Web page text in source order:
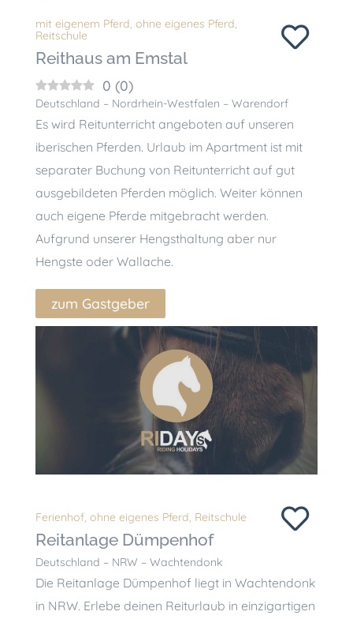
mit eigenem Pferd, ohne eigenes Pferd,
Reitschule
Reithaus am Emstal
0 (0)
Deutschland – Nordrhein-Westfalen – Warendorf
Es wird Reitunterricht angeboten auf unseren
iberischen Pferden. Urlaub im Apartment ist mit
separater Buchung von Reitunterricht auf gut
ausgebildeten Pferden möglich. Weiter können
auch eigene Pferde mitgebracht werden.
Aufgrund unserer Hengsthaltung aber nur
Hengste oder Wallache.
zum Gastgeber
Ferienhof, ohne eigenes Pferd, Reitschule
Reitanlage Dümpenhof
Deutschland – NRW – Wachtendonk
Die Reitanlage Dümpenhof liegt in Wachtendonk
in NRW. Erlebe deinen Reiturlaub in einzigartigen